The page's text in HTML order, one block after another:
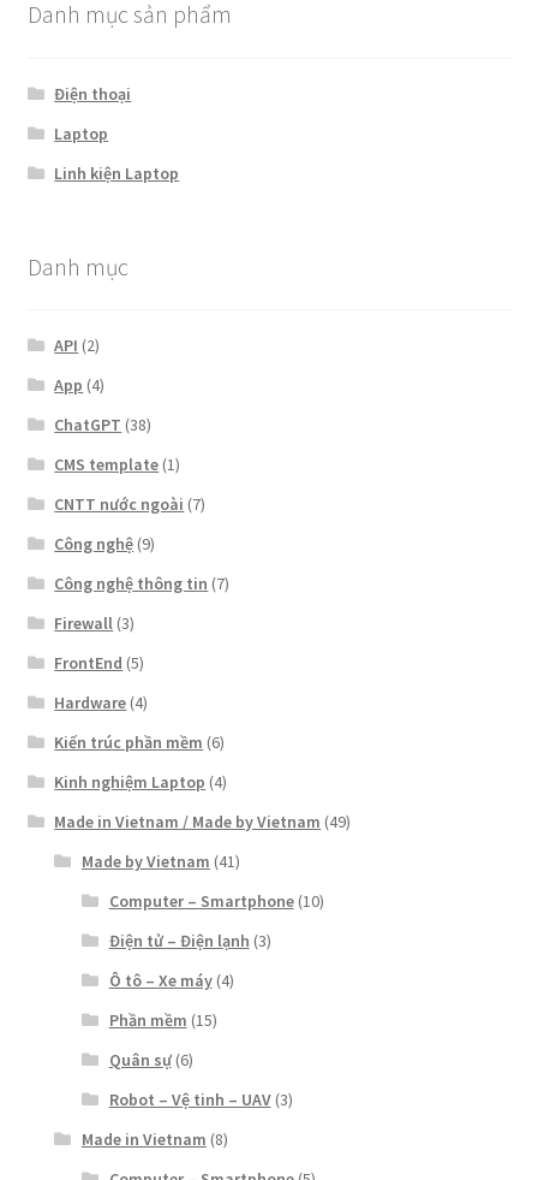
Danh mục sản phẩm
Điện thoại
Laptop
Linh kiện Laptop
Danh mục
API (2)
App (4)
ChatGPT (38)
CMS template (1)
CNTT nước ngoài (7)
Công nghệ (9)
Công nghệ thông tin (7)
Firewall (3)
FrontEnd (5)
Hardware (4)
Kiến trúc phần mềm (6)
Kinh nghiệm Laptop (4)
Made in Vietnam / Made by Vietnam (49)
Made by Vietnam (41)
Computer – Smartphone(10)
Điện tử – Điện lạnh (3)
Ô tô – Xe máy(4)
Phần mềm (15)
Quân sự(6)
Robot – Vệ tinh – UAV(3)
Made in Vietnam (8)